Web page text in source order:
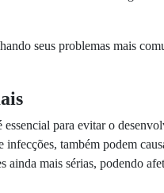
seus problemas mais
para evitar o
também podem
ainda mais sérias, podendo